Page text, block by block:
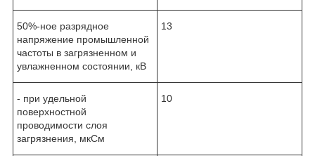
50%-ное разрядное
напряжение промышленной
частоты в загрязненном и
увлажненном состоянии, кВ
13
- при удельной
поверхностной
проводимости слоя
загрязнения, мкСм
10